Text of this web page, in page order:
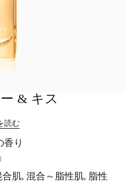
& キス
読む
香り
肌, 混合～脂性肌, 脂性